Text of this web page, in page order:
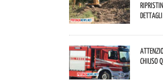
dettagli
Chiuso